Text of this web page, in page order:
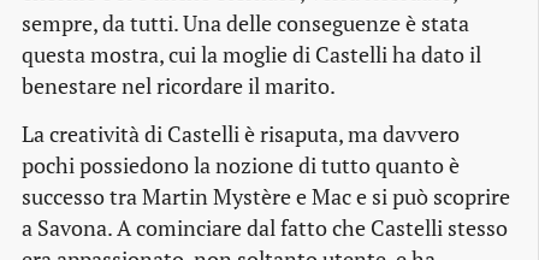
sempre, da tutti. Una delle conseguenze è stata
questa mostra, cui la moglie di Castelli ha dato il
benestare nel ricordare il marito.
La creatività di Castelli è risaputa, ma davvero
pochi possiedono la nozione di tutto quanto è
successo tra Martin Mystère e Mac e si può scoprire
a Savona. A cominciare dal fatto che Castelli stesso